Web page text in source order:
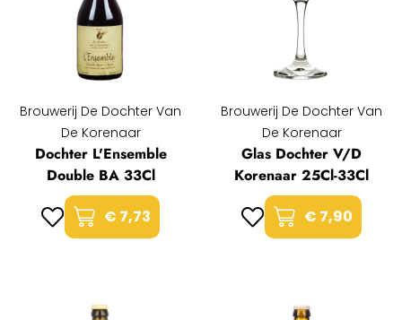
Brouwerij De Dochter Van
De Korenaar
Dochter L'Ensemble
Double BA 33Cl
€ 7,73
Brouwerij De Dochter Van
De Korenaar
Glas Dochter V/D
Korenaar 25Cl-33Cl
€ 7,90